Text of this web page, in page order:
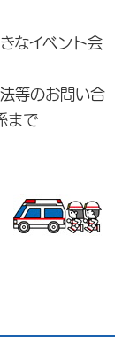
なイベント会
等のお問い合
まで